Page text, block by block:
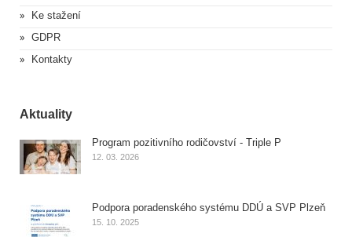
Ke stažení
GDPR
Kontakty
Aktuality
Program pozitivního rodičovství - Triple P
12. 03. 2026
Podpora poradenského systému DDÚ a SVP Plzeň
15. 10. 2025